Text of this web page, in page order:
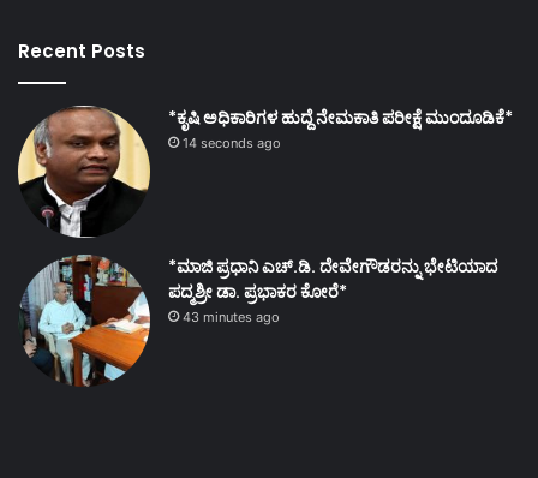
Recent Posts
*ಕೃಷಿ ಅಧಿಕಾರಿಗಳ ಹುದ್ದೆ ನೇಮಕಾತಿ ಪರೀಕ್ಷೆ ಮುಂದೂಡಿಕೆ*
14 seconds ago
*ಮಾಜಿ ಪ್ರಧಾನಿ ಎಚ್.ಡಿ. ದೇವೇಗೌಡರನ್ನು ಭೇಟಿಯಾದ
ಪದ್ಮಶ್ರೀ ಡಾ. ಪ್ರಭಾಕರ ಕೋರೆ*
43 minutes ago